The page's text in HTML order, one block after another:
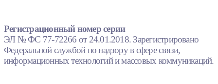
Регистрационный номер серии
ЭЛ № ФС 77-72266 от 24.01.2018. Зарегистрировано
Федеральной службой по надзору в сфере связи,
информационных технологий и массовых коммуникаций.